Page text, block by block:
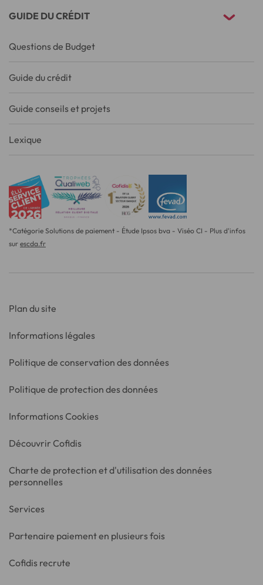
GUIDE DU CRÉDIT
Questions de Budget
Guide du crédit
Guide conseils et projets
Lexique
*Catégorie Solutions de paiement - Étude Ipsos bva - Viséo CI - Plus d'infos
sur escda.fr
Plan du site
Informations légales
Politique de conservation des données
Politique de protection des données
Informations Cookies
Découvrir Cofidis
Charte de protection et d'utilisation des données
personnelles
Services
Partenaire paiement en plusieurs fois
Cofidis recrute